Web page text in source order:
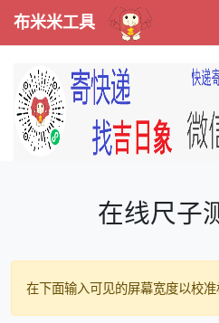
布米米工具